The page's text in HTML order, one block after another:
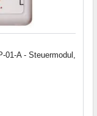
01-A - Steuermodul,